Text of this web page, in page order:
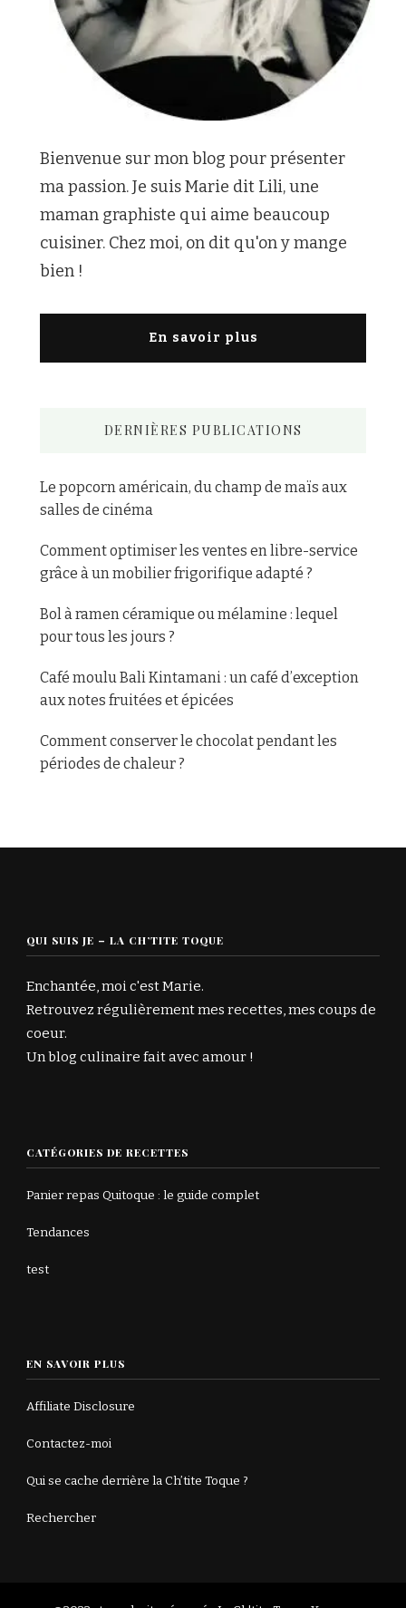
Bienvenue sur mon blog pour présenter
ma passion. Je suis Marie dit Lili, une
maman graphiste qui aime beaucoup
cuisiner. Chez moi, on dit qu'on y mange
bien !
En savoir plus
DERNIÈRES PUBLICATIONS
Le popcorn américain, du champ de maïs aux
salles de cinéma
Comment optimiser les ventes en libre-service
grâce à un mobilier frigorifique adapté ?
Bol à ramen céramique ou mélamine : lequel
pour tous les jours ?
Café moulu Bali Kintamani : un café d’exception
aux notes fruitées et épicées
Comment conserver le chocolat pendant les
périodes de chaleur ?
QUI SUIS JE – LA CH’TITE TOQUE
Enchantée, moi c'est Marie.
Retrouvez régulièrement mes recettes, mes coups de
coeur.
Un blog culinaire fait avec amour !
CATÉGORIES DE RECETTES
Panier repas Quitoque : le guide complet
Tendances
test
EN SAVOIR PLUS
Affiliate Disclosure
Contactez-moi
Qui se cache derrière la Ch’tite Toque ?
Rechercher